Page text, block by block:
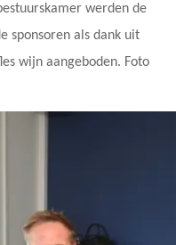
werden de
sponsoren als dank uit
wijn aangeboden. Foto